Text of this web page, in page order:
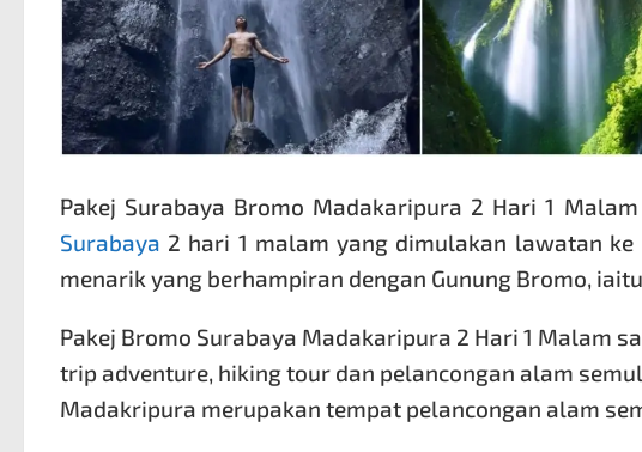
Pakej Surabaya Bromo Madakaripura 2 Hari 1
Surabaya 2 hari 1 malam yang dimulakan lawatan
menarik yang berhampiran dengan Gunung Bromo,
Pakej Bromo Surabaya Madakaripura 2 Hari 1 Malam
trip adventure, hiking tour dan pelancongan alam
Madakripura merupakan tempat pelancongan alam